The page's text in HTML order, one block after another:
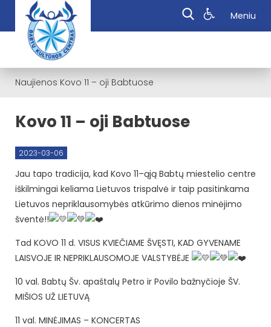
Meniu
Naujienos Kovo 11 – oji Babtuose
Kovo 11 – oji Babtuose
2023-03-06
Jau tapo tradicija, kad Kovo 11–ąją Babtų miestelio centre
iškilmingai keliama Lietuvos trispalvė ir taip pasitinkama
Lietuvos nepriklausomybės atkūrimo dienos minėjimo
šventė!!
Tad KOVO 11 d. VISUS KVIEČIAME ŠVĘSTI, KAD GYVENAME
LAISVOJE IR NEPRIKLAUSOMOJE VALSTYBĖJE
10 val. Babtų Šv. apaštalų Petro ir Povilo bažnyčioje ŠV.
MIŠIOS UŽ LIETUVĄ
11 val. MINĖJIMAS – KONCERTAS